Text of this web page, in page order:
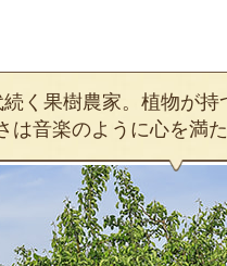
く果樹農家。植物が
は音楽のように心を満